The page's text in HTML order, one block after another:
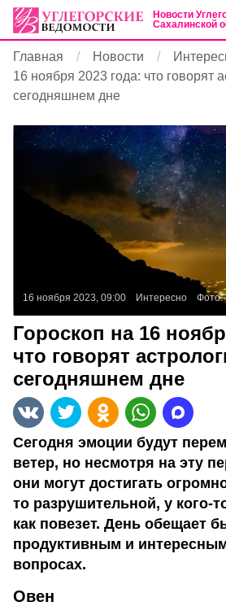
Новости
Сахалинской
Главная Новости
16 ноября 2023 года: что говорят
сегодняшнем дне
16 ноября 2023, 09:00 Интересно Фото:
Гороскоп на 16
что говорят
сегодняшнем дне
Сегодня эмоции будут
ветер, но несмотря на эту
они могут достигать
то разрушительной, у кого-
как повезет. День обещает
продуктивным и
вопросах.
Овен